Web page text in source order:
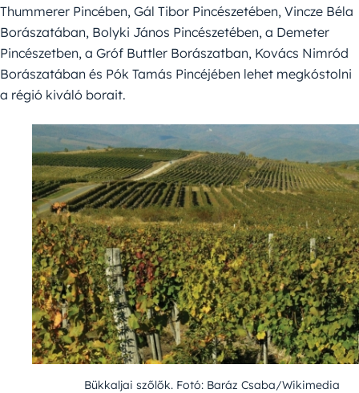
Thummerer Pincében, Gál Tibor Pincészetében, Vincze Béla
Borászatában, Bolyki János Pincészetében, a Demeter
Pincészetben, a Gróf Buttler Borászatban, Kovács Nimród
Borászatában és Pók Tamás Pincéjében lehet megkóstolni
a régió kiváló borait.
Bükkaljai szőlők. Fotó: Baráz Csaba/Wikimedia